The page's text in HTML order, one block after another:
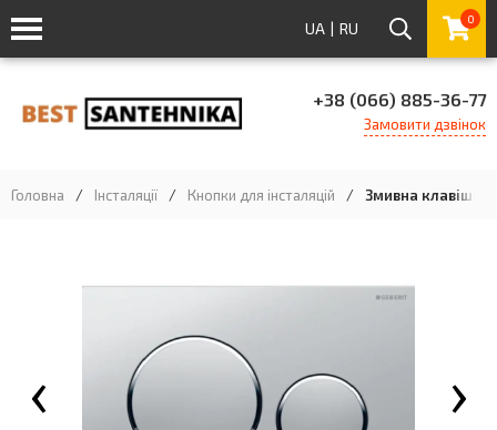
UA | RU 0
+38 (066) 885-36-77
Замовити дзвінок
Головна / Інсталяції / Кнопки для інсталяцій / Змивна клавіша
‹ ›